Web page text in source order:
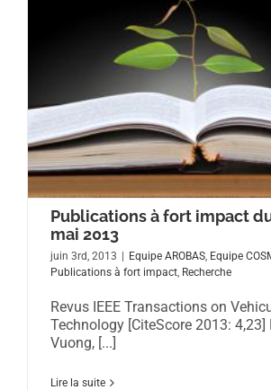
Publications à fort impact
mai 2013
juin 3rd, 2013 Equipe AROBAS, Equipe
Publications à fort impact, Recherche
Revus IEEE Transactions on
Technology [CiteScore 2013: 4,23]
Vuong, [...]
Lire la suite